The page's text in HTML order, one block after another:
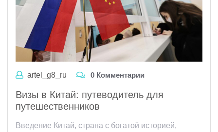
artel_g8_ru 0 Комментарии
Визы в Китай: путеводитель для
путешественников
Введение Китай, страна с богатой историей,